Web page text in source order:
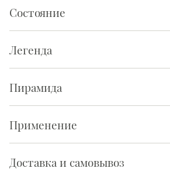
Состояние
Легенда
Пирамида
Применение
Доставка и самовывоз